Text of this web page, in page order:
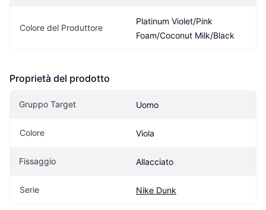
Colore del Produttore
Platinum Violet/Pink
Foam/Coconut Milk/Black
Proprietà del prodotto
Gruppo Target Uomo
Colore Viola
Fissaggio Allacciato
Serie Nike Dunk